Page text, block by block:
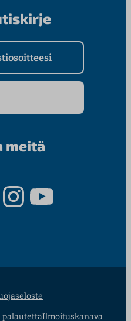
meitä
InstagramYouTube
palautettaIlmoituskanava